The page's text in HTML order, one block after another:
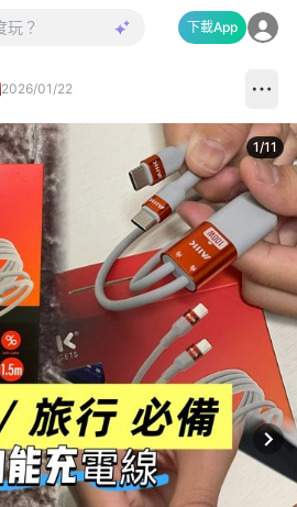
下載App
2026/01/22
1/11